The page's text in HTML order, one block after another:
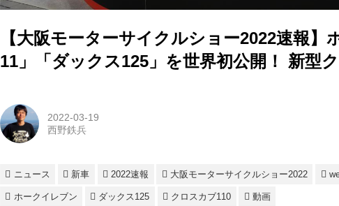
【大阪モーターサイクルショー2022速報】
11」「ダックス125」を世界初公開！ 新型
2022-03-19
西野鉄兵
ニュース 新車 2022速報 大阪モーターサイクルショー2022
ホークイレブン ダックス125 クロスカブ110 動画